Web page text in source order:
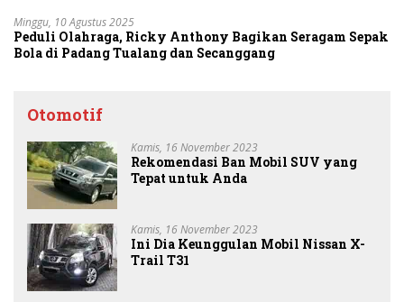
Minggu, 10 Agustus 2025
Peduli Olahraga, Ricky Anthony Bagikan Seragam Sepak
Bola di Padang Tualang dan Secanggang
Otomotif
Kamis, 16 November 2023
Rekomendasi Ban Mobil SUV yang
Tepat untuk Anda
Kamis, 16 November 2023
Ini Dia Keunggulan Mobil Nissan X-
Trail T31